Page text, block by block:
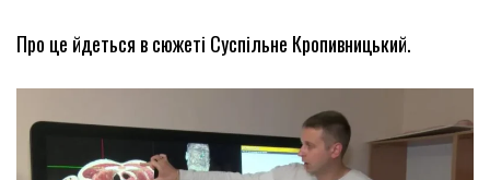
Про це йдеться в сюжеті Суспільне Кропивницький.